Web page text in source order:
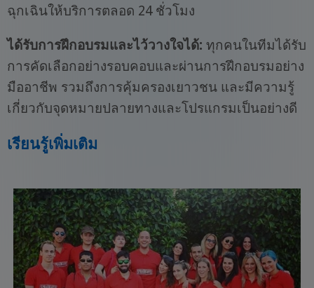
ฉุกเฉินให้บริการตลอด 24 ชั่วโมง
ได้รับการฝึกอบรมและไว้วางใจได้: ทุกคนในทีมได้รับ
การคัดเลือกอย่างรอบคอบและผ่านการฝึกอบรมอย่าง
มืออาชีพ รวมถึงการคุ้มครองเยาวชน และมีความรู้
เกี่ยวกับจุดหมายปลายทางและโปรแกรมเป็นอย่างดี
เรียนรู้เพิ่มเติม